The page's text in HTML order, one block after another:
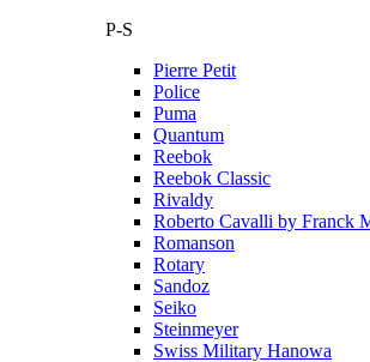
P-S
Pierre Petit
Police
Puma
Quantum
Reebok
Reebok Classic
Rivaldy
Roberto Cavalli by Franck
Romanson
Rotary
Sandoz
Seiko
Steinmeyer
Swiss Military Hanowa